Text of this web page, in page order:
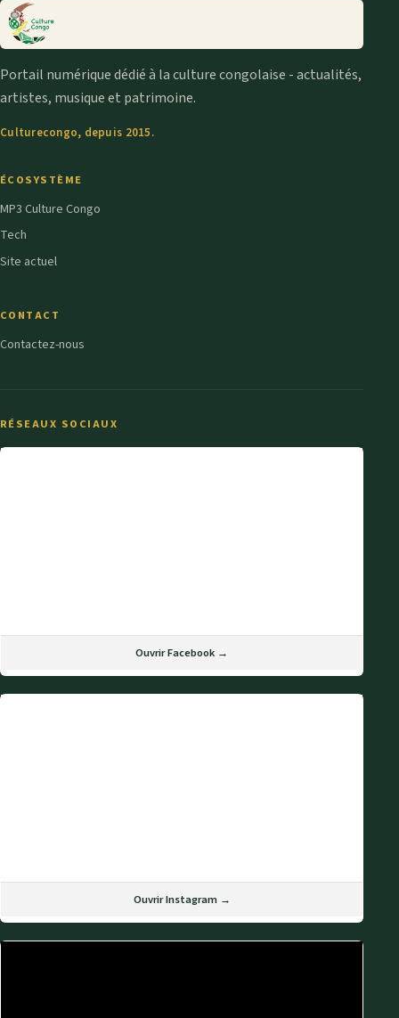
Portail numérique dédié à la culture congolaise - actualités,
artistes, musique et patrimoine.
Culturecongo, depuis 2015.
ÉCOSYSTÈME
MP3 Culture Congo
Tech
Site actuel
CONTACT
Contactez-nous
RÉSEAUX SOCIAUX
Ouvrir Facebook →
Ouvrir Instagram →